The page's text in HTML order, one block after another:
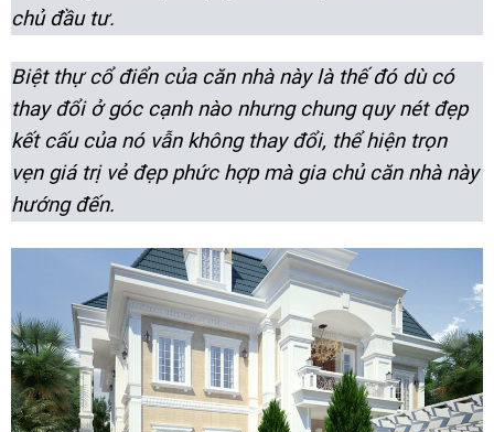
chủ đầu tư.
Biệt thự cổ điển của căn nhà này là thế đó dù có
thay đổi ở góc cạnh nào nhưng chung quy nét đẹp
kết cấu của nó vẫn không thay đổi, thể hiện trọn
vẹn giá trị vẻ đẹp phức hợp mà gia chủ căn nhà này
hướng đến.